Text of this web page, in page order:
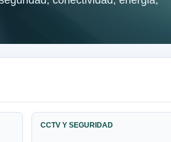
CCTV Y SEGURIDAD